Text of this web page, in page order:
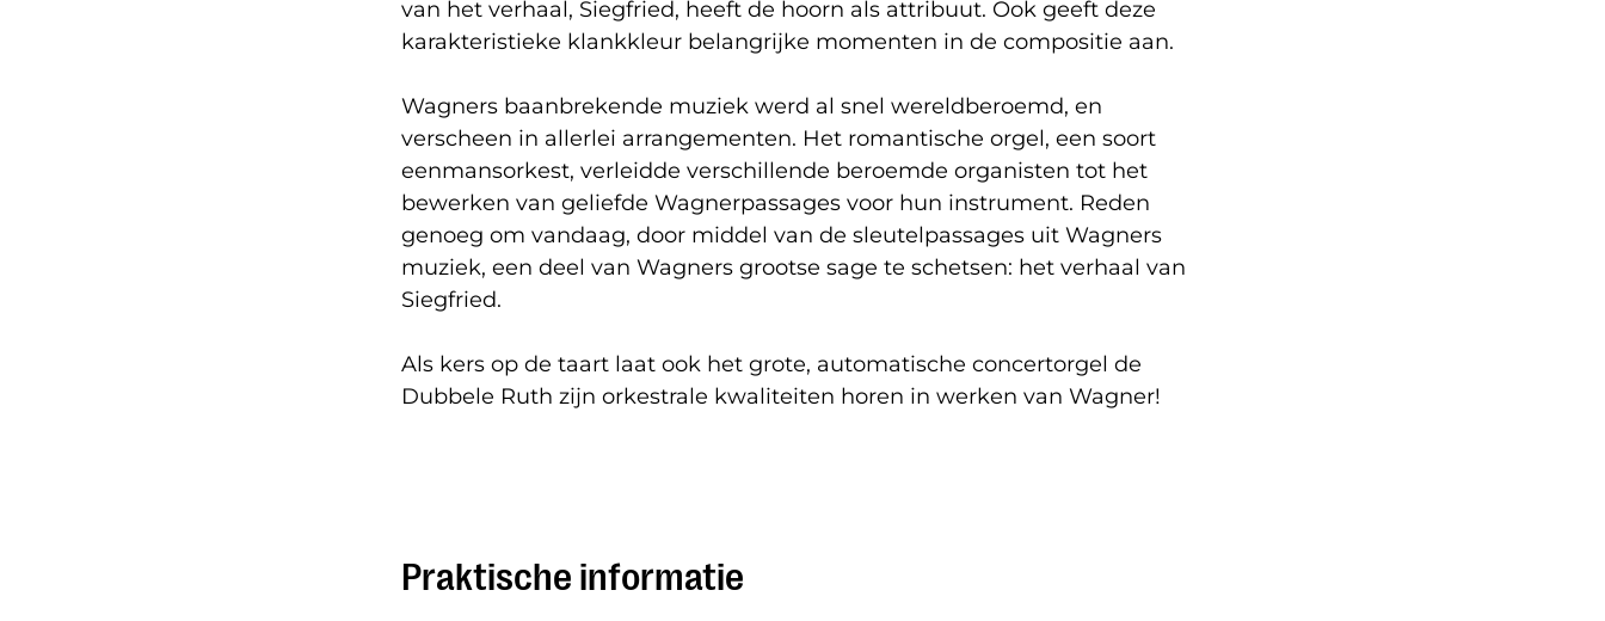
van het verhaal, Siegfried, heeft de hoorn als attribuut. Ook geeft deze
karakteristieke klankkleur belangrijke momenten in de compositie aan.
Wagners baanbrekende muziek werd al snel wereldberoemd, en
verscheen in allerlei arrangementen. Het romantische orgel, een soort
eenmansorkest, verleidde verschillende beroemde organisten tot het
bewerken van geliefde Wagnerpassages voor hun instrument. Reden
genoeg om vandaag, door middel van de sleutelpassages uit Wagners
muziek, een deel van Wagners grootse sage te schetsen: het verhaal van
Siegfried.
Als kers op de taart laat ook het grote, automatische concertorgel de
Dubbele Ruth zijn orkestrale kwaliteiten horen in werken van Wagner!
Praktische informatie